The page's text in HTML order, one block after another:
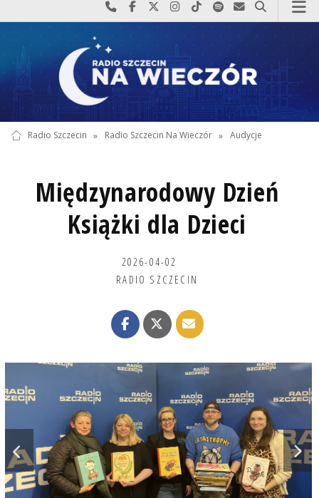
Najlepiej po prostu do nas zadzwoń
Odwiedź nas na Facebook-u
Odwiedź nas na X
Odwiedź nas na Instagram-ie
Odwiedź nas na TikTok-u
Szukaj nas na Spotify
Wyślij do nas
Szukaj
Radio Szczecin » Radio Szczecin Na Wieczór » Audycje
Międzynarodowy Dzień
Książki dla Dzieci
2026-04-02
RADIO SZCZECIN